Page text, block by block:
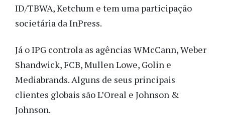
ID/TBWA, Ketchum e tem uma participação
societária da InPress.
Já o IPG controla as agências WMcCann, Weber
Shandwick, FCB, Mullen Lowe, Golin e
Mediabrands. Alguns de seus principais
clientes globais são L’Oreal e Johnson &
Johnson.